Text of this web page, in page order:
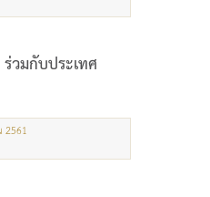
วมกับประเทศ
2561